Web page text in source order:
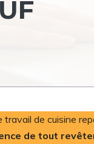
travail de cuisine
de tout